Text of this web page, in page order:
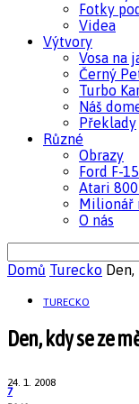
Fotky
Videa
Výtvory
Vosa na
Černý
Turbo
Náš
Překlady
Různé
Obrazy
Ford F-
Atari
Milionář
O nás
Domů Turecko
TURECKO
Den, kdy se ze
24. 1. 2008
7